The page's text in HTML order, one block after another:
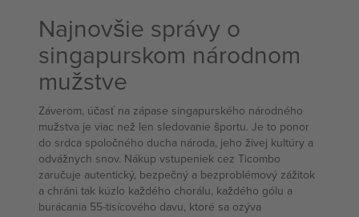
Najnovšie správy o
singapurskom národnom
mužstve
Záverom, účasť na zápase singapurského národného
mužstva je viac než len sledovanie športu. Je to ponor
do srdca spoločného ducha národa, jeho živej kultúry a
odvážnych snov. Nákup vstupeniek cez Ticombo
zaručuje autentický, bezpečný a bezproblémový zážitok
a chráni tak kúzlo každého chorálu, každého gólu a
burácania 55-tisícového davu, ktoré sa ozýva